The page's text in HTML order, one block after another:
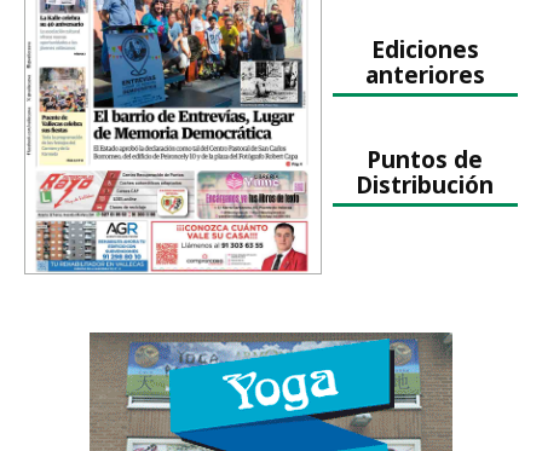
Ediciones
anteriores
Puntos de
Distribución